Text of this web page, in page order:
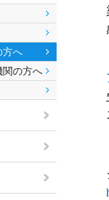
へ
の方へ